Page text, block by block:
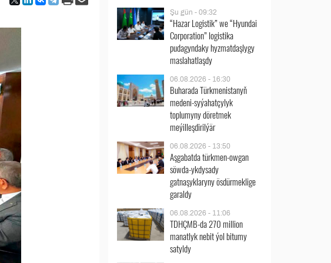
Şu gün - 09:32
“Hazar Logistik” we “Hyundai
Corporation” logistika
pudagyndaky hyzmatdaşlygy
maslahatlaşdy
06.08.2026 - 16:30
Buharada Türkmenistanyň
medeni-syýahatçylyk
toplumyny döretmek
meýilleşdirilýär
06.08.2026 - 13:50
Aşgabatda türkmen-owgan
söwda-ykdysady
gatnaşyklaryny ösdürmeklige
garaldy
06.08.2026 - 11:06
TDHÇMB-da 270 million
manatlyk nebit ýol bitumy
satyldy